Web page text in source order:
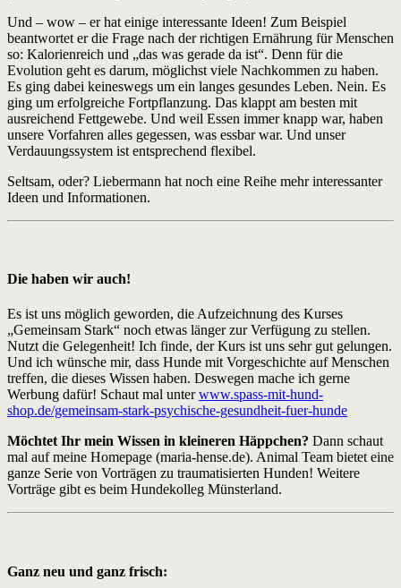
Und – wow – er hat einige interessante Ideen! Zum Beispiel
beantwortet er die Frage nach der richtigen Ernährung für Menschen
so: Kalorienreich und „das was gerade da ist“. Denn für die
Evolution geht es darum, möglichst viele Nachkommen zu haben.
Es ging dabei keineswegs um ein langes gesundes Leben. Nein. Es
ging um erfolgreiche Fortpflanzung. Das klappt am besten mit
ausreichend Fettgewebe. Und weil Essen immer knapp war, haben
unsere Vorfahren alles gegessen, was essbar war. Und unser
Verdauungssystem ist entsprechend flexibel.
Seltsam, oder? Liebermann hat noch eine Reihe mehr interessanter
Ideen und Informationen.
Die haben wir auch!
Es ist uns möglich geworden, die Aufzeichnung des Kurses
„Gemeinsam Stark“ noch etwas länger zur Verfügung zu stellen.
Nutzt die Gelegenheit! Ich finde, der Kurs ist uns sehr gut gelungen.
Und ich wünsche mir, dass Hunde mit Vorgeschichte auf Menschen
treffen, die dieses Wissen haben. Deswegen mache ich gerne
Werbung dafür! Schaut mal unterwww.spass-mit-hund-
shop.de/gemeinsam-stark-psychische-gesundheit-fuer-hunde
Möchtet Ihr mein Wissen in kleineren Häppchen? Dann schaut
mal auf meine Homepage (maria-hense.de). Animal Team bietet eine
ganze Serie von Vorträgen zu traumatisierten Hunden! Weitere
Vorträge gibt es beim Hundekolleg Münsterland.
Ganz neu und ganz frisch: